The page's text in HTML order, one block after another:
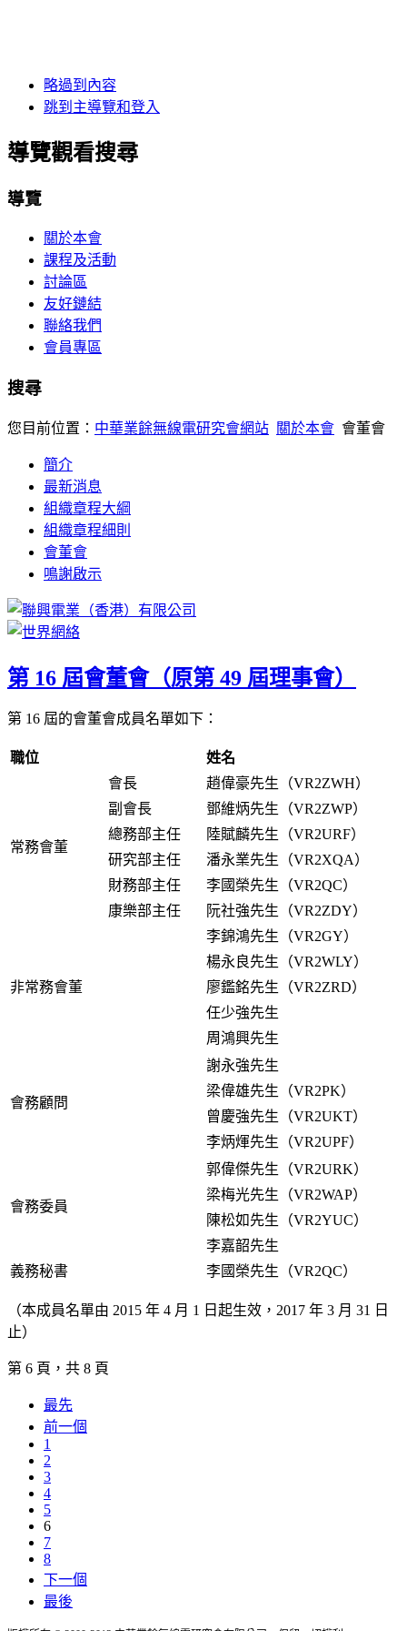
略過到內容
跳到主導覽和登入
導覽觀看搜尋
導覽
關於本會
課程及活動
討論區
友好鏈結
聯絡我們
會員專區
搜尋
您目前位置： 中華業餘無線電研究會網站 關於本會 會董會
簡介
最新消息
組織章程大綱
組織章程細則
會董會
鳴謝啟示
第 16 屆會董會（原第 49 屆理事會）
第 16 屆的會董會成員名單如下：
職位 姓名
常務會董
會長
趙偉豪先生（VR2ZWH）
副會長
鄧維炳先生（VR2ZWP）
總務部主任
陸賦麟先生（VR2URF）
研究部主任
潘永業先生（VR2XQA）
財務部主任
李國榮先生（VR2QC）
康樂部主任
阮社強先生（VR2ZDY）
非常務會董
李錦鴻先生（VR2GY）
楊永良先生（VR2WLY）
廖鑑銘先生（VR2ZRD）
任少強先生
周鴻興先生
會務顧問
謝永強先生
梁偉雄先生（VR2PK）
曾慶強先生（VR2UKT）
李炳煇先生（VR2UPF）
會務委員
郭偉傑先生（VR2URK）
梁梅光先生（VR2WAP）
陳松如先生（VR2YUC）
李嘉韶先生
義務秘書
李國榮先生（VR2QC）
（本成員名單由 2015 年 4 月 1 日起生效，2017 年 3 月 31 日
止）
第 6 頁，共 8 頁
最先
前一個
1
2
3
4
5
6
7
8
下一個
最後